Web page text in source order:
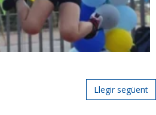
Llegir següent